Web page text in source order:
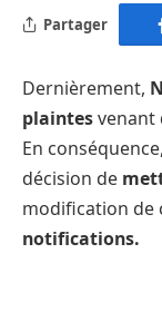
Partager
Dernièrement,
plaintesvenant
En
décision de
modification de
notifications.